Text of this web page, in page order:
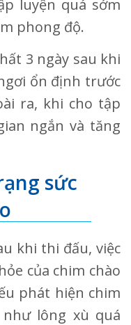
luyện quá sớm
phong độ.
3 ngày sau khi
ổn định trước
ra, khi cho tập
ngắn và tăng
sức
khi thi đấu, việc
của chim chào
phát hiện chim
lông xù quá